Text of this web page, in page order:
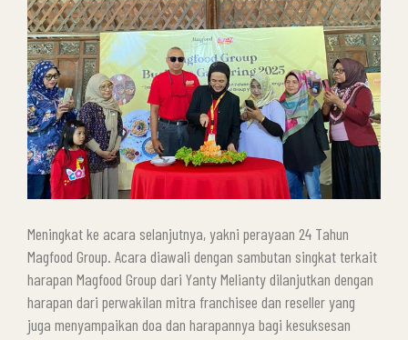
Meningkat ke acara selanjutnya, yakni perayaan 24 Tahun
Magfood Group. Acara diawali dengan sambutan singkat terkait
harapan Magfood Group dari Yanty Melianty dilanjutkan dengan
harapan dari perwakilan mitra franchisee dan reseller yang
juga menyampaikan doa dan harapannya bagi kesuksesan